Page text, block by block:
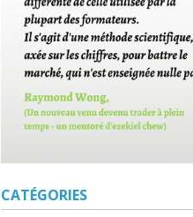
CATÉGORIES